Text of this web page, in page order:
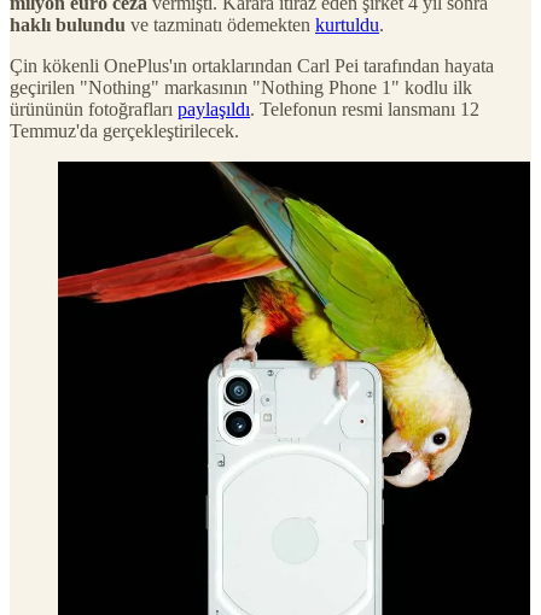
haklı bulundu ve tazminatı ödemekten kurtuldu.
Çin kökenli OnePlus'ın ortaklarından Carl Pei tarafından hayata
geçirilen "Nothing" markasının "Nothing Phone 1" kodlu ilk
ürününün fotoğrafları paylaşıldı. Telefonun resmi lansmanı 12
Temmuz'da gerçekleştirilecek.